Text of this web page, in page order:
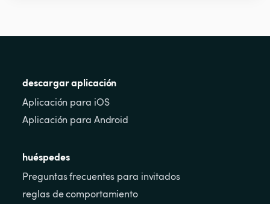
descargar aplicación
Aplicación para iOS
Aplicación para Android
huéspedes
Preguntas frecuentes para invitados
reglas de comportamiento